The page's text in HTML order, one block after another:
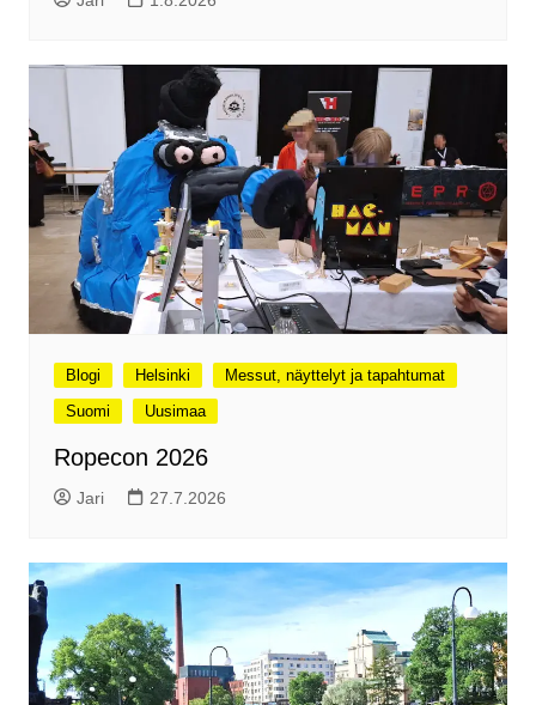
Blogi Helsinki
Messut, näyttelyt ja tapahtumat
Suomi
Uusimaa
Ropecon 2026
Jari 27.7.2026